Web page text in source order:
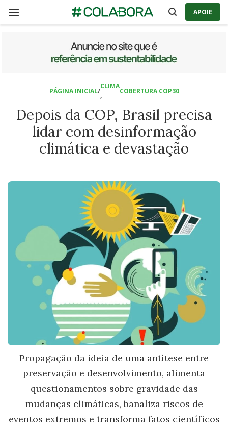
APOIE
PÁGINA INICIAL/
CLIMA
,
COBERTURA COP30
Depois da COP, Brasil precisa
lidar com desinformação
climática e devastação
Propagação da ideia de uma antítese entre
preservação e desenvolvimento, alimenta
questionamentos sobre gravidade das
mudanças climáticas, banaliza riscos de
eventos extremos e transforma fatos científicos